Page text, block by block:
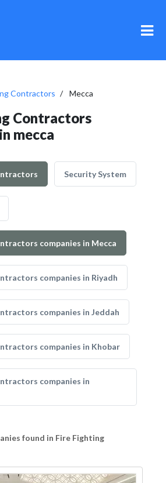
Contractors Mecca
Contractors
mecca
Security System
companies in Mecca
companies in Riyadh
companies in Jeddah
companies in Khobar
companies in
found in Fire Fighting